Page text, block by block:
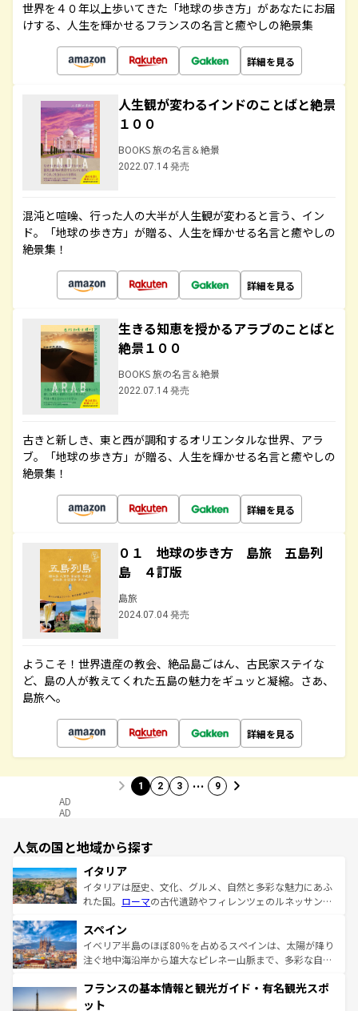
世界を４０年以上歩いてきた「地球の歩き方」があなたにお届
けする、人生を輝かせるフランスの名言と癒やしの絶景集
詳細を見る
人生観が変わるインドのことばと絶景
１００
BOOKS 旅の名言＆絶景
2022.07.14 発売
混沌と喧噪、行った人の大半が人生観が変わると言う、イン
ド。「地球の歩き方」が贈る、人生を輝かせる名言と癒やしの
絶景集！
詳細を見る
生きる知恵を授かるアラブのことばと
絶景１００
BOOKS 旅の名言＆絶景
2022.07.14 発売
古きと新しき、東と西が調和するオリエンタルな世界、アラ
ブ。「地球の歩き方」が贈る、人生を輝かせる名言と癒やしの
絶景集！
詳細を見る
０１ 地球の歩き方 島旅 五島列
島 ４訂版
島旅
2024.07.04 発売
ようこそ！世界遺産の教会、絶品島ごはん、古民家ステイな
ど、島の人が教えてくれた五島の魅力をギュッと凝縮。さあ、
島旅へ。
詳細を見る
1 2 3 … 9
AD
AD
人気の国と地域から探す
イタリア
イタリアは歴史、文化、グルメ、自然と多彩な魅力にあふ
れた国。 ローマの古代遺跡やフィレンツェのルネッサンス
ろん、トスカーナの美しい田園風景やアマルフィ海岸の絶
景など、自然景観も見逃せない。観光の合間には、本場の
ピザやパスタなど、絶品のイタリア料理を堪能することも
ませてくれるイタリアで、忘れられない旅をしてみよう！
なお、新着のイタリア情報は
スペイン
イベリア半島のほぼ80％を占めるスペインは、太陽が降り
注ぐ地中海沿岸から雄大なピレネー山脈まで、多彩な自然
文化が根付くこの国では、情熱的なフラメンコ、熱気あふ
れる闘牛、そして美味しいタパスが生活の一部となってい
フランスの基本情報と観光ガイド・有名観光スポ
ット